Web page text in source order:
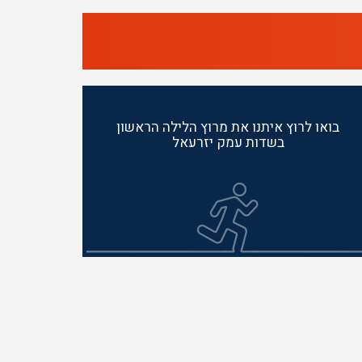
בואו לרוץ איתנו את מרוץ הלילה הראשון
בשדות עמק יזרעאל